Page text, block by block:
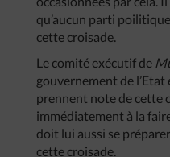
qu’aucun parti
cette croisade.
Le comité exécutif de
gouvernement de
prennent note de cette
immédiatement à la
doit lui aussi se
cette croisade.